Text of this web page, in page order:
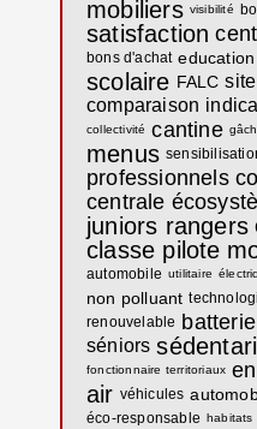
mobiliers visibilité
satisfaction
bons d'achat education
scolaire FALC
comparaison
collectivité cantine
menus
professionnels
centrale
juniors rangers
classe pilote
automobile utilitaire
non polluant
renouvelable batterie
séniors
fonctionnaire territoriaux
air véhicules
éco-responsable habitats